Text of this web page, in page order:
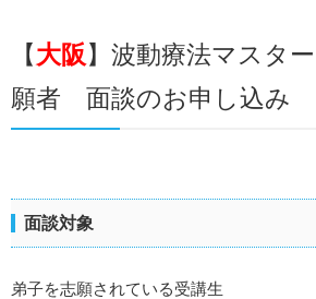
【 大阪 】波動療法マスタ
願者 面談のお申し込み
面談対象
弟子を志願されている受講生